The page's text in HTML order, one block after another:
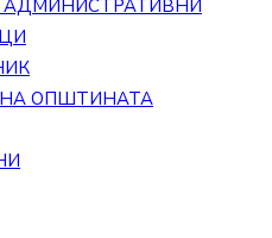
АДМИНИСТРАТИВНИ
ОПШТИНАТА